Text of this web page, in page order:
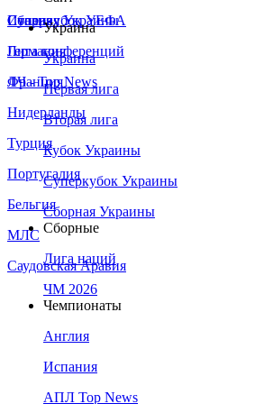
Сборная Украины
Италия
Германия
Франция
Нидерланды
Турция
Португалия
Бельгия
МЛС
Саудовская Аравия
Суперкубок УЕФА
Лига конференций
ЛЧ - Top News
Украина
Украина
Первая лига
Вторая лига
Кубок Украины
Суперкубок Украины
Сборная Украины
Сборные
Лига наций
ЧМ 2026
Чемпионаты
Англия
Испания
АПЛ Top News